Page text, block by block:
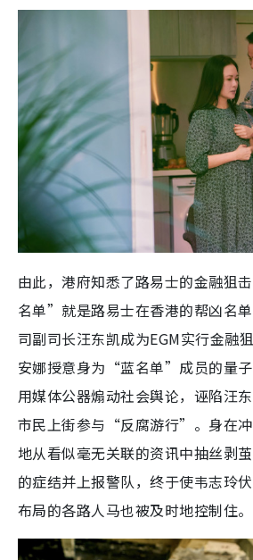
由此，港府知悉了路易士的金融狙
名单”就是路易士在香港的帮凶名
司副司长汪东凯成为EGM实行金融
安娜授意身为“蓝名单”成员的量
用媒体公器煽动社会舆论，诬陷汪
市民上街参与“反腐游行”。身在
地从看似毫无关联的资讯中抽丝剥
的症结并上报警队，终于使韦志玲
布局的各路人马也被及时地控制住。